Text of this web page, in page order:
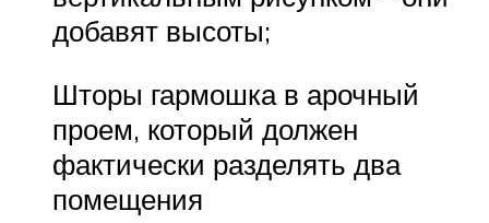
добавят высоты;
Шторы гармошка в арочный
проем, который должен
фактически разделять два
помещения